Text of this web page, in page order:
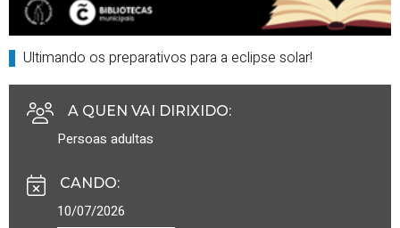
Ultimando os preparativos para a eclipse solar!
A QUEN VAI DIRIXIDO:
Persoas adultas
CANDO:
10/07/2026